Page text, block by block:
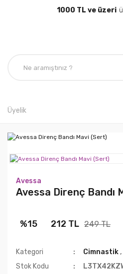
1000 TL ve üzeri
Üyelik
Avessa
Avessa Direnç Bandı
%15 212 TL 249 TL
Kategori Cimnastik
Stok Kodu